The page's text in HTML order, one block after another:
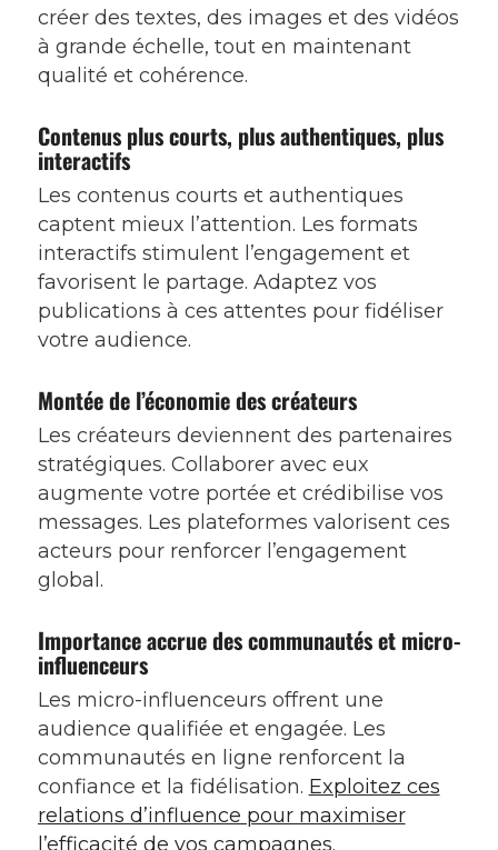
créer des textes, des images et des vidéos
à grande échelle, tout en maintenant
qualité et cohérence.
Contenus plus courts, plus authentiques, plus
interactifs
Les contenus courts et authentiques
captent mieux l’attention. Les formats
interactifs stimulent l’engagement et
favorisent le partage. Adaptez vos
publications à ces attentes pour fidéliser
votre audience.
Montée de l’économie des créateurs
Les créateurs deviennent des partenaires
stratégiques. Collaborer avec eux
augmente votre portée et crédibilise vos
messages. Les plateformes valorisent ces
acteurs pour renforcer l’engagement
global.
Importance accrue des communautés et micro-
influenceurs
Les micro-influenceurs offrent une
audience qualifiée et engagée. Les
communautés en ligne renforcent la
confiance et la fidélisation. Exploitez ces
relations d’influence pour maximiser
l’efficacité de vos campagnes.